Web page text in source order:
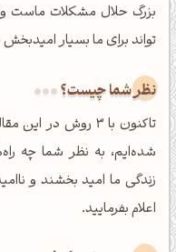
بزرگ حلال مشکلات ماست و
تواند برای ما بسیار امیدبخش
نظر شما چیست؟
تاکنون با 3 روش در
شده‌ایم، به نظر شما چه
زندگی ما امید بخشند و
اعلام بفرمایید.